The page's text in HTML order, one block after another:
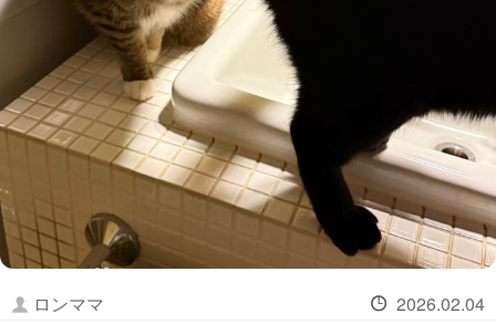
ロンママ
2026.02.04